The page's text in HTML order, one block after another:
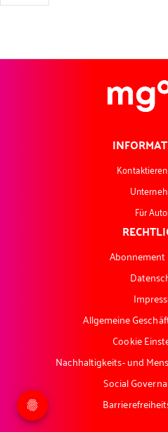
Für
Allgemeine
Cookie
Nachhaltigkeits- und
Social